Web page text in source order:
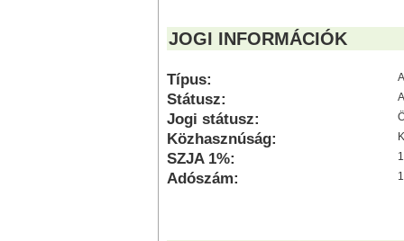
JOGI INFORMÁCIÓK
Típus:
Státusz:
Jogi státusz:
Közhasznúság:
SZJA 1%:
Adószám: